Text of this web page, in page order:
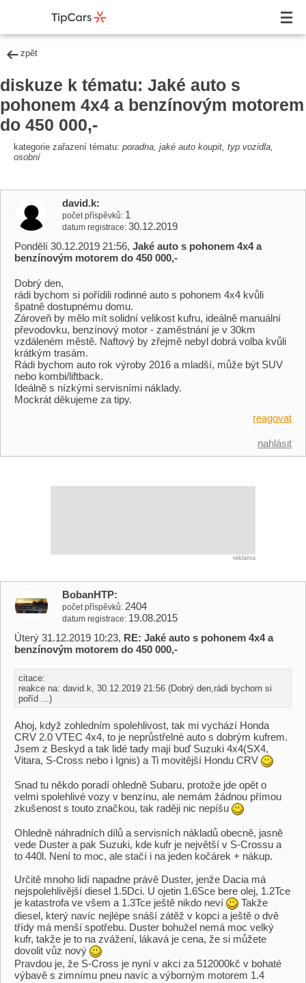
zpět
diskuze k tématu: Jaké auto s
pohonem 4x4 a benzínovým motorem
do 450 000,-
kategorie zařazení tématu: poradna, jaké auto koupit, typ vozidla,
osobní
david.k
počet příspěvků 1
datum registrace 30.12.2019
Pondělí 30.12.2019 21:56, Jaké auto s pohonem 4x4 a
benzínovým motorem do 450 000,-
Dobrý den,
rádi bychom si pořídili rodinné auto s pohonem 4x4 kvůli
špatně dostupnému domu.
Zároveň by mělo mít solidní velikost kufru, ideálně manuální
převodovku, benzínový motor - zaměstnání je v 30km
vzdáleném městě. Naftový by zřejmě nebyl dobrá volba kvůli
krátkým trasám.
Rádi bychom auto rok výroby 2016 a mladší, může být SUV
nebo kombi/liftback.
Ideálně s nízkými servisními náklady.
Mockrát děkujeme za tipy.
reagovat
nahlásit
reklama
BobanHTP
počet příspěvků 2404
datum registrace 19.08.2015
Úterý 31.12.2019 10:23, RE: Jaké auto s pohonem 4x4 a
benzínovým motorem do 450 000,-
citace:
reakce na: david.k, 30.12.2019 21:56 (Dobrý den,rádi bychom si
poříd ...)
Ahoj, když zohledním spolehlivost, tak mi vychází Honda
CRV 2.0 VTEC 4x4, to je neprůstřelné auto s dobrým kufrem.
Jsem z Beskyd a tak lidé tady mají buď Suzuki 4x4(SX4,
Vitara, S-Cross nebo i Ignis) a Ti movitější Hondu CRV
Snad tu někdo poradí ohledně Subaru, protože jde opět o
velmi spolehlivé vozy v benzínu, ale nemám žádnou přímou
zkušenost s touto značkou, tak raději nic nepíšu
Ohledně náhradních dílů a servisních nákladů obecně, jasně
vede Duster a pak Suzuki, kde kufr je největší v S-Crossu a
to 440l. Není to moc, ale stačí i na jeden kočárek + nákup.
Určitě mnoho lidí napadne právě Duster, jenže Dacia má
nejspolehlivější diesel 1.5Dci. U ojetin 1.6Sce bere olej, 1.2Tce
je katastrofa ve všem a 1.3Tce ještě nikdo neví
Takže
diesel, který navíc nejlépe snáší zátěž v kopci a ještě o dvě
třídy má menší spotřebu. Duster bohužel nemá moc velký
kufr, takže je to na zvážení, lákavá je cena, že si můžete
dovolit vůz nový
Pravdou je, že S-Cross je nyní v akci za 512000kč v bohaté
výbavě s zimnímu pneu navíc a výborným motorem 1.4